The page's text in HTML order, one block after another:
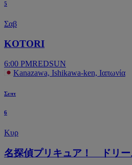
5
Σαβ
KOTORI
6:00 PMREDSUN
Kanazawa, Ishikawa-ken, Ιαπωνία
Σεπτ
6
Κυρ
名探偵プリキュア！ ドリー